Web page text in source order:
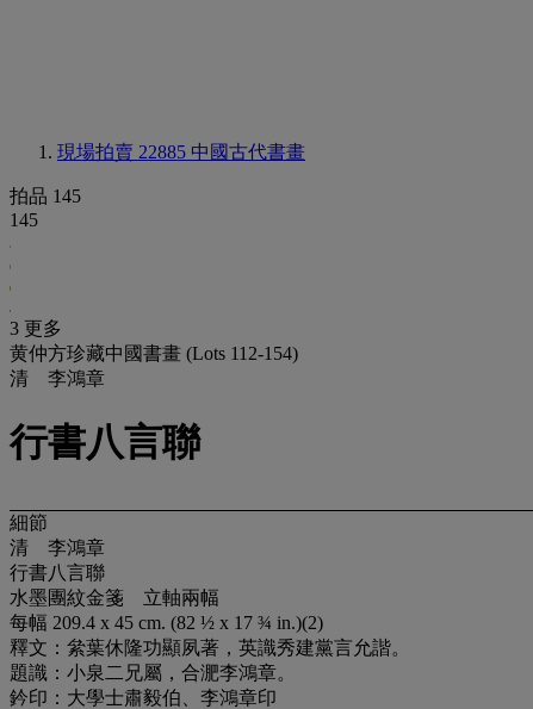
現場拍賣 22885 中國古代書畫
拍品 145
145
3 更多
黄仲方珍藏中國書畫 (Lots 112-154)
清 李鴻章
行書八言聯
細節
清 李鴻章
行書八言聯
水墨團紋金箋 立軸兩幅
每幅 209.4 x 45 cm. (82 ½ x 17 ¾ in.)(2)
釋文：絫葉休隆功顯夙著，英識秀建黨言允諧。
題識：小泉二兄屬，合淝李鴻章。
鈐印：大學士肅毅伯、李鴻章印